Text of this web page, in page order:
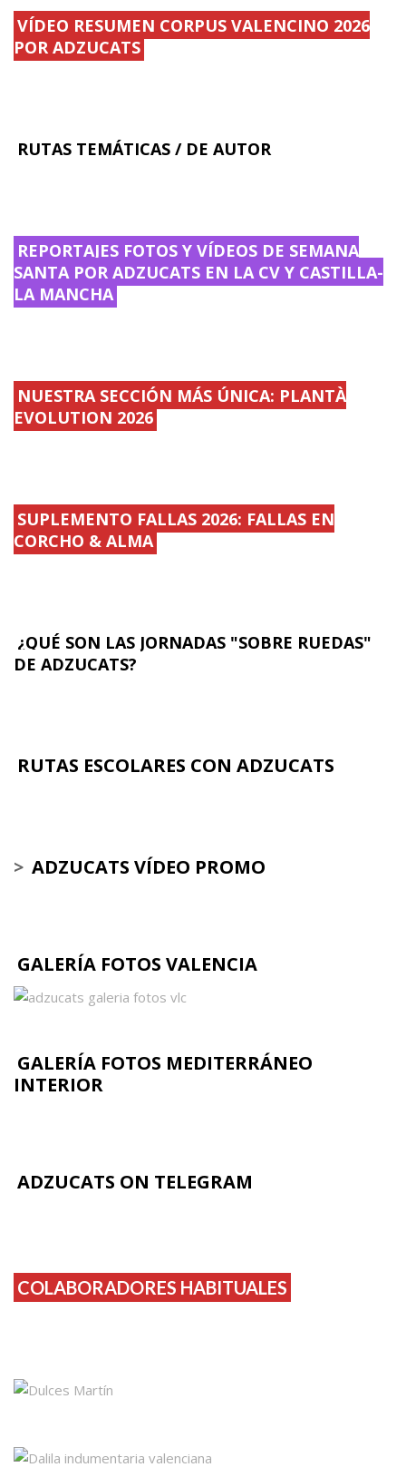
VÍDEO RESUMEN CORPUS VALENCINO 2026
POR ADZUCATS
RUTAS TEMÁTICAS / DE AUTOR
REPORTAJES FOTOS Y VÍDEOS DE SEMANA
SANTA POR ADZUCATS EN LA CV Y CASTILLA-
LA MANCHA
NUESTRA SECCIÓN MÁS ÚNICA: PLANTÀ
EVOLUTION 2026
SUPLEMENTO FALLAS 2026: FALLAS EN
CORCHO & ALMA
¿QUÉ SON LAS JORNADAS "SOBRE RUEDAS"
DE ADZUCATS?
RUTAS ESCOLARES CON ADZUCATS
> ADZUCATS VÍDEO PROMO
GALERÍA FOTOS VALENCIA
GALERÍA FOTOS MEDITERRÁNEO
INTERIOR
ADZUCATS ON TELEGRAM
COLABORADORES HABITUALES